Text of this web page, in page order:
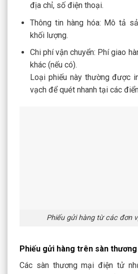
địa chỉ, số điện thoại.
Thông tin hàng hóa: Mô tả
khối lượng.
Chi phí vận chuyển: Phí giao
khác (nếu có).
Loại phiếu này thường được
vạch để quét nhanh tại các
Phiếu gửi hàng từ các đơn
Phiếu gửi hàng trên sàn
Các sàn thương mại điện tử